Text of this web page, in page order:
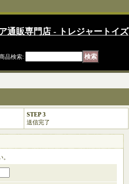
通販専門店 - トレジャートイズ
品検索:
STEP 3
送信完了